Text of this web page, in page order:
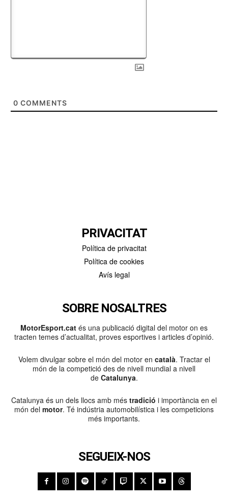
0 COMMENTS
PRIVACITAT
Política de privacitat
Política de cookies
Avís legal
SOBRE NOSALTRES
MotorEsport.cat és una publicació digital del motor on es
tracten temes d’actualitat, proves esportives i articles d’opinió.
Volem divulgar sobre el món del motor en català. Tractar el
món de la competició des de nivell mundial a nivell
de Catalunya.
Catalunya és un dels llocs amb més tradició i importància en el
món del motor. Té indústria automobilística i les competicions
més importants.
SEGUEIX-NOS